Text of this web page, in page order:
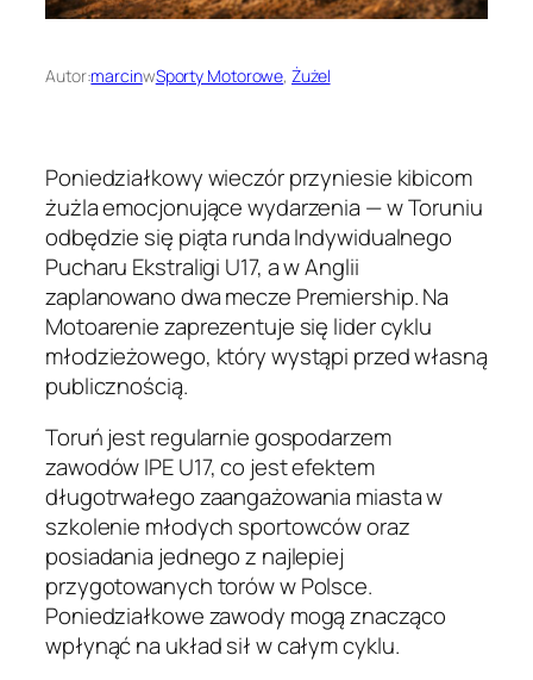
Autor:marcinwSporty Motorowe, Żużel
Poniedziałkowy wieczór przyniesie kibicom
żużla emocjonujące wydarzenia — w Toruniu
odbędzie się piąta runda Indywidualnego
Pucharu Ekstraligi U17, a w Anglii
zaplanowano dwa mecze Premiership. Na
Motoarenie zaprezentuje się lider cyklu
młodzieżowego, który wystąpi przed własną
publicznością.
Toruń jest regularnie gospodarzem
zawodów IPE U17, co jest efektem
długotrwałego zaangażowania miasta w
szkolenie młodych sportowców oraz
posiadania jednego z najlepiej
przygotowanych torów w Polsce.
Poniedziałkowe zawody mogą znacząco
wpłynąć na układ sił w całym cyklu.